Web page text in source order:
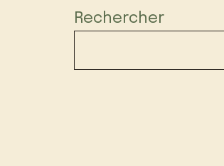
Rechercher